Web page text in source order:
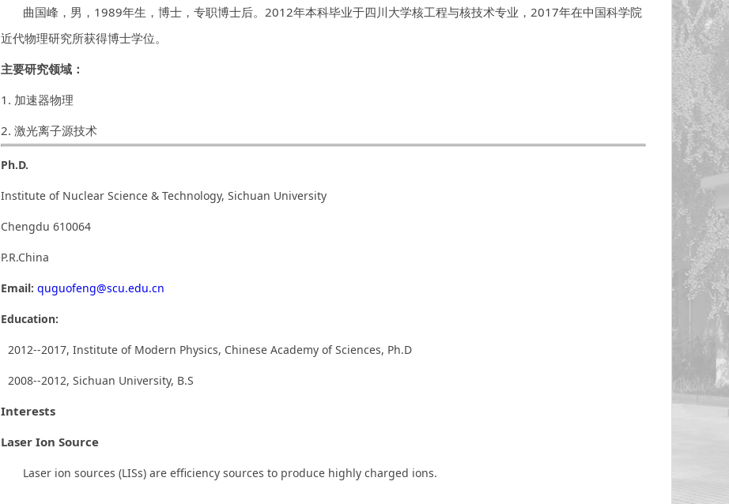
曲国峰，男，1989年生，博士，专职博士后。2012年本科毕业于四川大学核工程与核技术专业，2017年在中国科学院
近代物理研究所获得博士学位。
主要研究领域：
1. 加速器物理
2. 激光离子源技术
Ph.D.
Institute of Nuclear Science & Technology, Sichuan University
Chengdu 610064
P.R.China
Email: quguofeng@scu.edu.cn
Education:
2012--2017, Institute of Modern Physics, Chinese Academy of Sciences, Ph.D
2008--2012, Sichuan University, B.S
Interests
Laser Ion Source
Laser ion sources (LISs) are efficiency sources to produce highly charged ions.